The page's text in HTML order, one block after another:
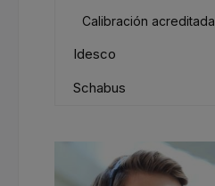
Calibración acreditada
Idesco
Schabus